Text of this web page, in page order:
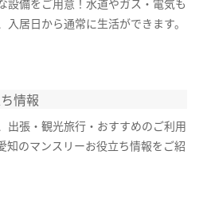
設備をご用意！水道やガス・電気も
入居日から通常に生活ができます。
情報
出張・観光旅行・おすすめのご利用
知のマンスリーお役立ち情報をご紹